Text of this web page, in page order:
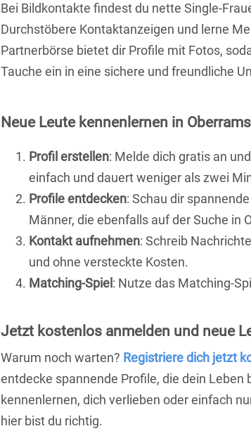
Bei Bildkontakte findest du nette Single-
Durchstöbere Kontaktanzeigen und lerne
Partnerbörse bietet dir Profile mit Fotos,
Tauche ein in eine sichere und freundliche
Neue Leute kennenlernen in
Profil erstellen: Melde dich gratis an
einfach und dauert weniger als zwei
Profile entdecken: Schau dir
Männer, die ebenfalls auf der Suche in
Kontakt aufnehmen: Schreib
und ohne versteckte Kosten.
Matching-Spiel : Nutze das Matching-
Jetzt kostenlos anmelden und neue
Warum noch warten? Registriere dich jetzt
entdecke spannende Profile, die dein Leben
kennenlernen, dich verlieben oder einfach
hier bist du richtig.